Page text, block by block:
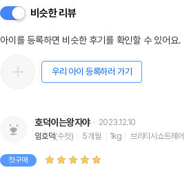
비슷한 리뷰
아이를 등록하면 비슷한 후기를 확인할 수 있어요.
우리 아이 등록하러 가기
호덕이는왕자야
2023.12.10
임호덕(수컷) 5개월 1kg 브리티시쇼트헤어
첫구매